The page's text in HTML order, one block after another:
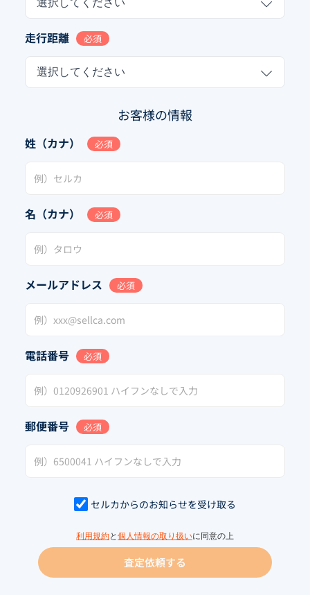
選択してください
走行距離 必須
選択してください
お客様の情報
姓（カナ） 必須
名（カナ） 必須
メールアドレス 必須
電話番号 必須
郵便番号 必須
セルカからのお知らせを受け取る
利用規約と 個人情報の取り扱いに同意の上
査定依頼する